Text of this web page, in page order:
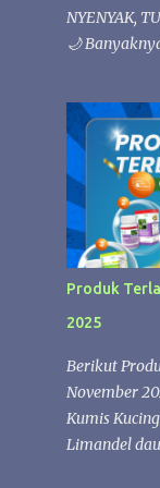
NYENYAK,
🌙
untuk
Kandungan
kambing
membantu
gizi harian,
rileks dan
✨
dan
proses
berlangsung
Anda dapat
Produk
2025
Berikut
November
Kumis
Limandel